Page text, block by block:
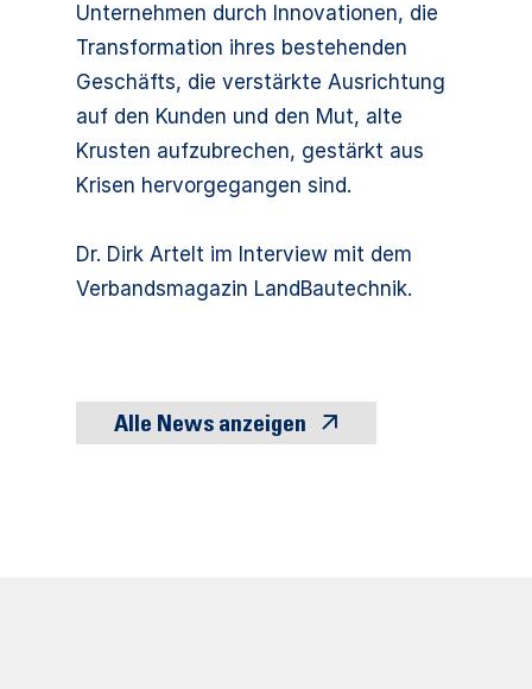
Unternehmen durch Innovationen, die
Transformation ihres bestehenden
Geschäfts, die verstärkte Ausrichtung
auf den Kunden und den Mut, alte
Krusten aufzubrechen, gestärkt aus
Krisen hervorgegangen sind.
Dr. Dirk Artelt im Interview mit dem
Verbandsmagazin LandBautechnik.
Alle News anzeigen